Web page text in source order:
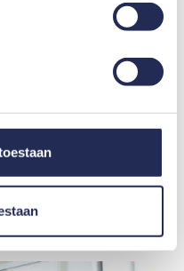
voor de